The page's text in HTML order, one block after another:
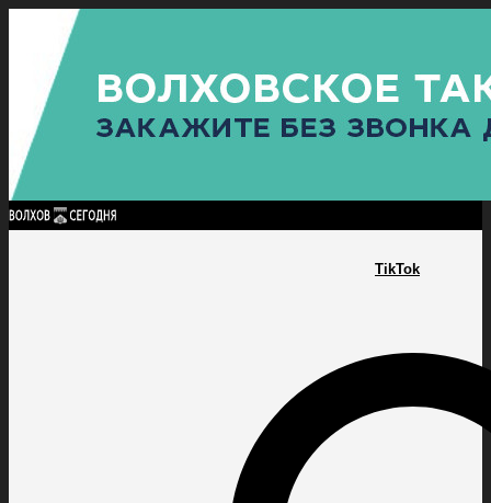
TikTok
Найти:
ГЛАВНАЯ ПОЛИТИКАПРОИСШЕСТВИЯ ПРОКУРАТУРАСПОРТ
ПОЛИТИКА
КУЛЬТУРА
ПОСЕЛЕНИЯ